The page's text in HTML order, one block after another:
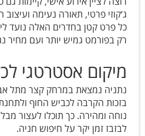
ג‘קוזי פרטי, תאורה נעימה
כל פרט קטן בחדרים האלה נועד
רק בפורמט גמיש יותר ועם מחיר
מיקום אסטרטגי
נתניה נמצאת במרחק קצר מתל
בזכות הקרבה לכביש החוף
נוחה ומהירה. כך תוכלו לעצור
לבזבז זמן יקר על חיפוש חניה.